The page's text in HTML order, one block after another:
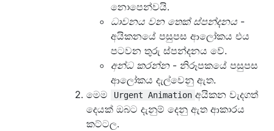
නොපෙන්වයි.
ධාවනය වන තෙක් ස්පන්දනය -
අයිකනයේ පසුපස ආලෝකය එය
පටවන තුරු ස්පන්දනය වේ.
අන්ධ කරන්න- නිරූපකයේ පසුපස
ආලෝකය දැල්වෙනු ඇත.
මෙම
Urgent Animation අයිකන වැදගත්
දෙයක් ඔබට දැනුම් දෙනු ඇත ආකාරය
කට්ටල.